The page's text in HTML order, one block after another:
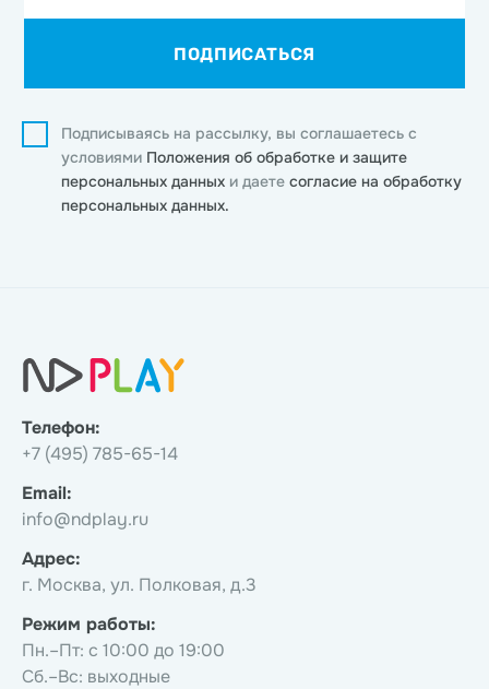
ПОДПИСАТЬСЯ
Подписываясь на рассылку, вы соглашаетесь с
условиями Положения об обработке и защите
персональных данных и даете согласие на обработку
персональных данных.
Телефон:
+7 (495) 785-65-14
Email:
info@ndplay.ru
Адрес:
г. Москва, ул. Полковая, д.3
Режим работы:
Пн.–Пт: с 10:00 до 19:00
Сб.–Вс: выходные